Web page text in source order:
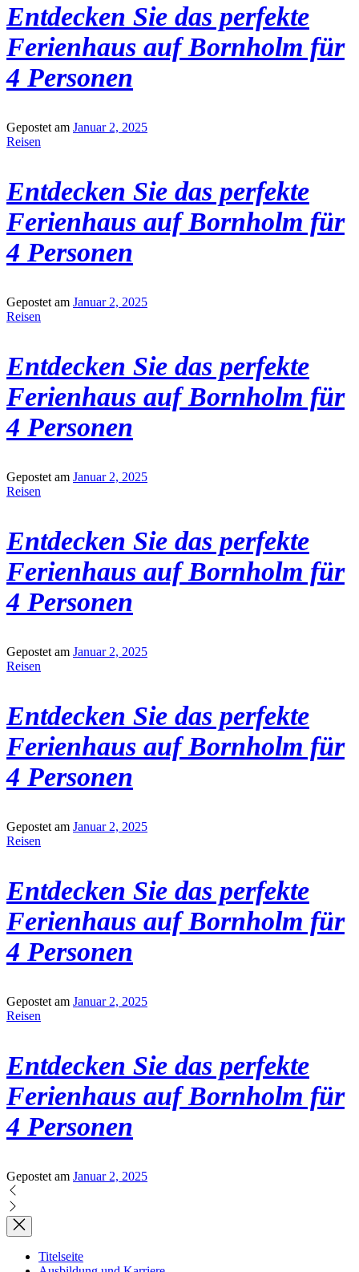
Entdecken Sie das perfekte
Ferienhaus auf Bornholm für
4 Personen
Gepostet am Januar 2, 2025
Reisen
Entdecken Sie das perfekte
Ferienhaus auf Bornholm für
4 Personen
Gepostet am Januar 2, 2025
Reisen
Entdecken Sie das perfekte
Ferienhaus auf Bornholm für
4 Personen
Gepostet am Januar 2, 2025
Reisen
Entdecken Sie das perfekte
Ferienhaus auf Bornholm für
4 Personen
Gepostet am Januar 2, 2025
Reisen
Entdecken Sie das perfekte
Ferienhaus auf Bornholm für
4 Personen
Gepostet am Januar 2, 2025
Reisen
Entdecken Sie das perfekte
Ferienhaus auf Bornholm für
4 Personen
Gepostet am Januar 2, 2025
Reisen
Entdecken Sie das perfekte
Ferienhaus auf Bornholm für
4 Personen
Gepostet am Januar 2, 2025
Titelseite